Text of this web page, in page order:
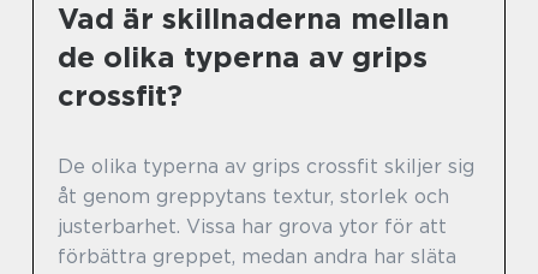
Vad är skillnaderna mellan
de olika typerna av grips
crossfit?
De olika typerna av grips crossfit skiljer sig
åt genom greppytans textur, storlek och
justerbarhet. Vissa har grova ytor för att
förbättra greppet, medan andra har släta